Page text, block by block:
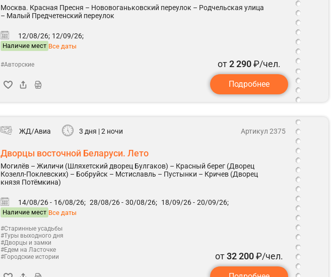
Москва. Красная Пресня – Нововоганьковский переулок – Родчельская улица
– Малый Предчетенский переулок
12/08/26; 12/09/26;
Наличие мест Все даты
#Авторские от2 290₽/чел.
Подробнее
ЖД/Авиа 3 дня | 2 ночи
Дворцы восточной Беларуси. Лето
Могилёв – Жиличи (Шляхетский дворец Булгаков) – Красный берег (Дворец
Козелл-Поклевских) – Бобруйск – Мстиславль – Пустынки – Кричев (Дворец
князя Потёмкина)
14/08/26 - 16/08/26; 28/08/26 - 30/08/26; 18/09/26 - 20/09/26;
Наличие мест Все даты
Артикул 2375
#Старинные усадьбы
#Туры выходного дня
#Дворцы и замки
#Едем на Ласточке
#Городские истории
от32 200₽/чел.